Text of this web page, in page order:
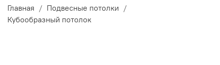
Главная
Подвесные потолки
Кубообразный потолок